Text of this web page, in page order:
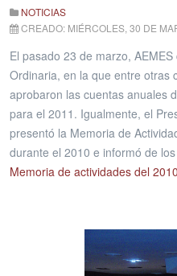
NOTICIAS
CREADO: MIÉRCOLES, 30 DE
El pasado 23 de marzo,
Ordinaria, en la que entre otras
aprobaron las cuentas anuales
para el 2011. Igualmente, el
presentó la Memoria de
durante el 2010 e informó de
Memoria de actividades del 2010